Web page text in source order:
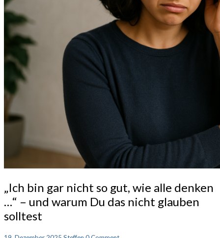
„Ich
bin
gar
nicht
so
gut,
„Ich bin gar nicht so gut, wie alle denken
…“ – und warum Du das nicht glauben
solltest